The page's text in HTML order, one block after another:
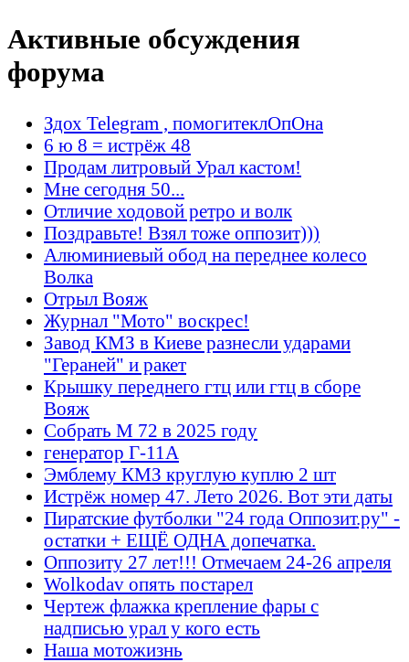
Активные обсуждения
форума
Здох Telegram , помогитеклОпОна
6 ю 8 = истрёж 48
Продам литровый Урал кастом!
Мне сегодня 50...
Отличие ходовой ретро и волк
Поздравьте! Взял тоже оппозит)))
Алюминиевый обод на переднее колесо
Волка
Отрыл Вояж
Журнал "Мото" воскрес!
Завод КМЗ в Киеве разнесли ударами
"Гераней" и ракет
Крышку переднего гтц или гтц в сборе
Вояж
Собрать М 72 в 2025 году
генератор Г-11А
Эмблему КМЗ круглую куплю 2 шт
Истрёж номер 47. Лето 2026. Вот эти даты
Пиратские футболки "24 года Оппозит.ру" -
остатки + ЕЩЁ ОДНА допечатка.
Оппозиту 27 лет!!! Отмечаем 24-26 апреля
Wolkodav опять постарел
Чертеж флажка крепление фары с
надписью урал у кого есть
Наша мотожизнь